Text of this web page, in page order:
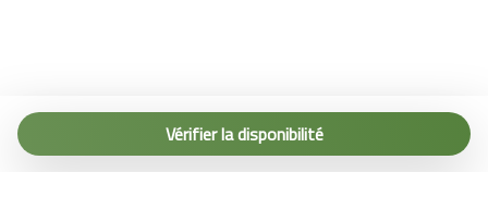
Vérifier la disponibilité
Tel. (+39) 0187 1560067
info@terremarine.it
Scrivici su WhatsApp